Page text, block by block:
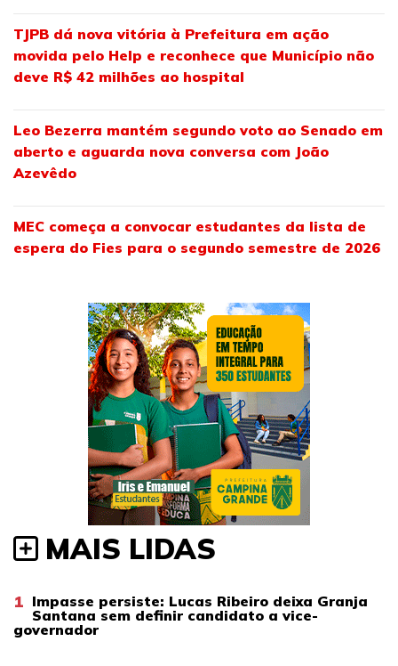
TJPB dá nova vitória à Prefeitura em ação
movida pelo Help e reconhece que Município não
deve R$ 42 milhões ao hospital
Leo Bezerra mantém segundo voto ao Senado em
aberto e aguarda nova conversa com João
Azevêdo
MEC começa a convocar estudantes da lista de
espera do Fies para o segundo semestre de 2026
MAIS LIDAS
1 Impasse persiste: Lucas Ribeiro deixa Granja
Santana sem definir candidato a vice-
governador